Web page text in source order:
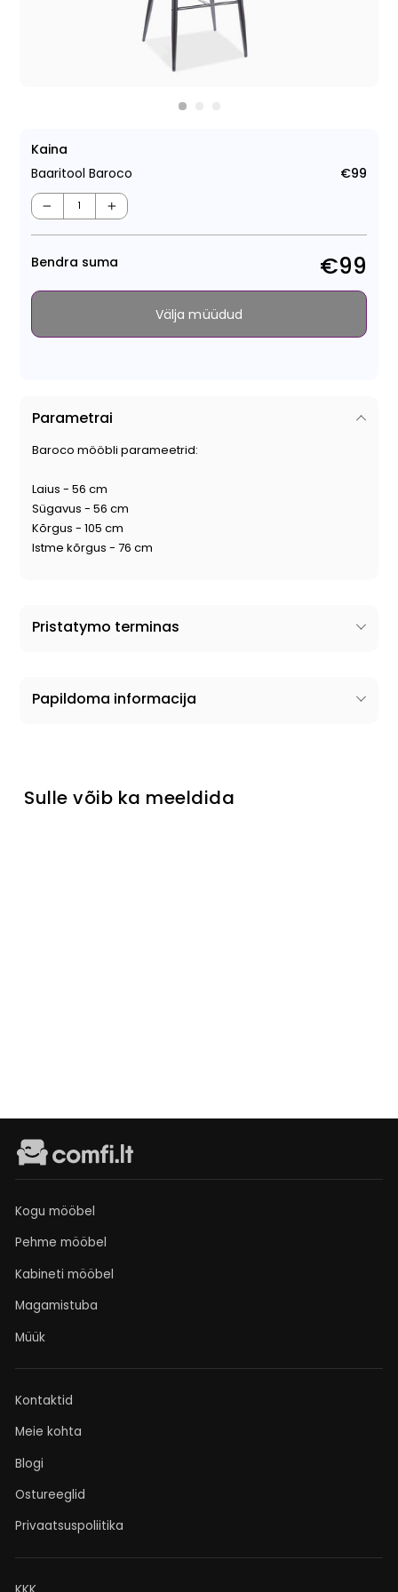
Kaina
Baaritool Baroco
€99
− +
Bendra suma €99
Välja müüdud
Parametrai
Baroco mööbli parameetrid:
Laius - 56 cm
Sügavus - 56 cm
Kõrgus - 105 cm
Istme kõrgus - 76 cm
Pristatymo terminas
Papildoma informacija
Sulle võib ka meeldida
Kogu mööbel
Pehme mööbel
Kabineti mööbel
Magamistuba
Müük
Kontaktid
Meie kohta
Blogi
Ostureeglid
Privaatsuspoliitika